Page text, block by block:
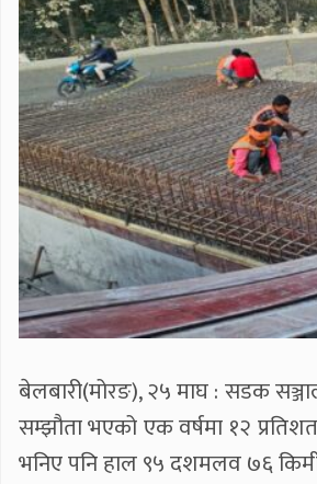
बेलबारी(मोरङ), २५ माघ : सडक
सम्झौता भएको एक वर्षमा १२
भनिए पनि हाल ९५ दशमलव ७६